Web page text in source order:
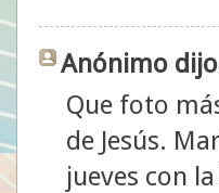
Anónimo
Que foto
de Jesús.
jueves con